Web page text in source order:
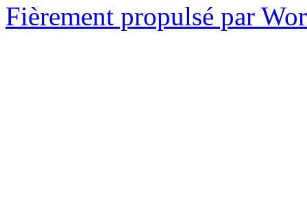
Fièrement propulsé par